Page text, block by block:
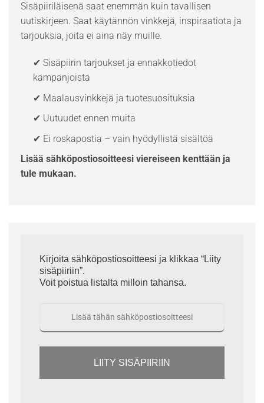
Sisäpiiriläisenä saat enemmän kuin tavallisen
uutiskirjeen. Saat käytännön vinkkejä, inspiraatiota ja
tarjouksia, joita ei aina näy muille.
✔ Sisäpiirin tarjoukset ja ennakkotiedot
kampanjoista
✔ Maalausvinkkejä ja tuotesuosituksia
✔ Uutuudet ennen muita
✔ Ei roskapostia – vain hyödyllistä sisältöä
Lisää sähköpostiosoitteesi viereiseen kenttään ja
tule mukaan.
Kirjoita sähköpostiosoitteesi ja klikkaa “Liity
sisäpiiriin”.
Voit poistua listalta milloin tahansa.
LIITY SISÄPIIRIIN